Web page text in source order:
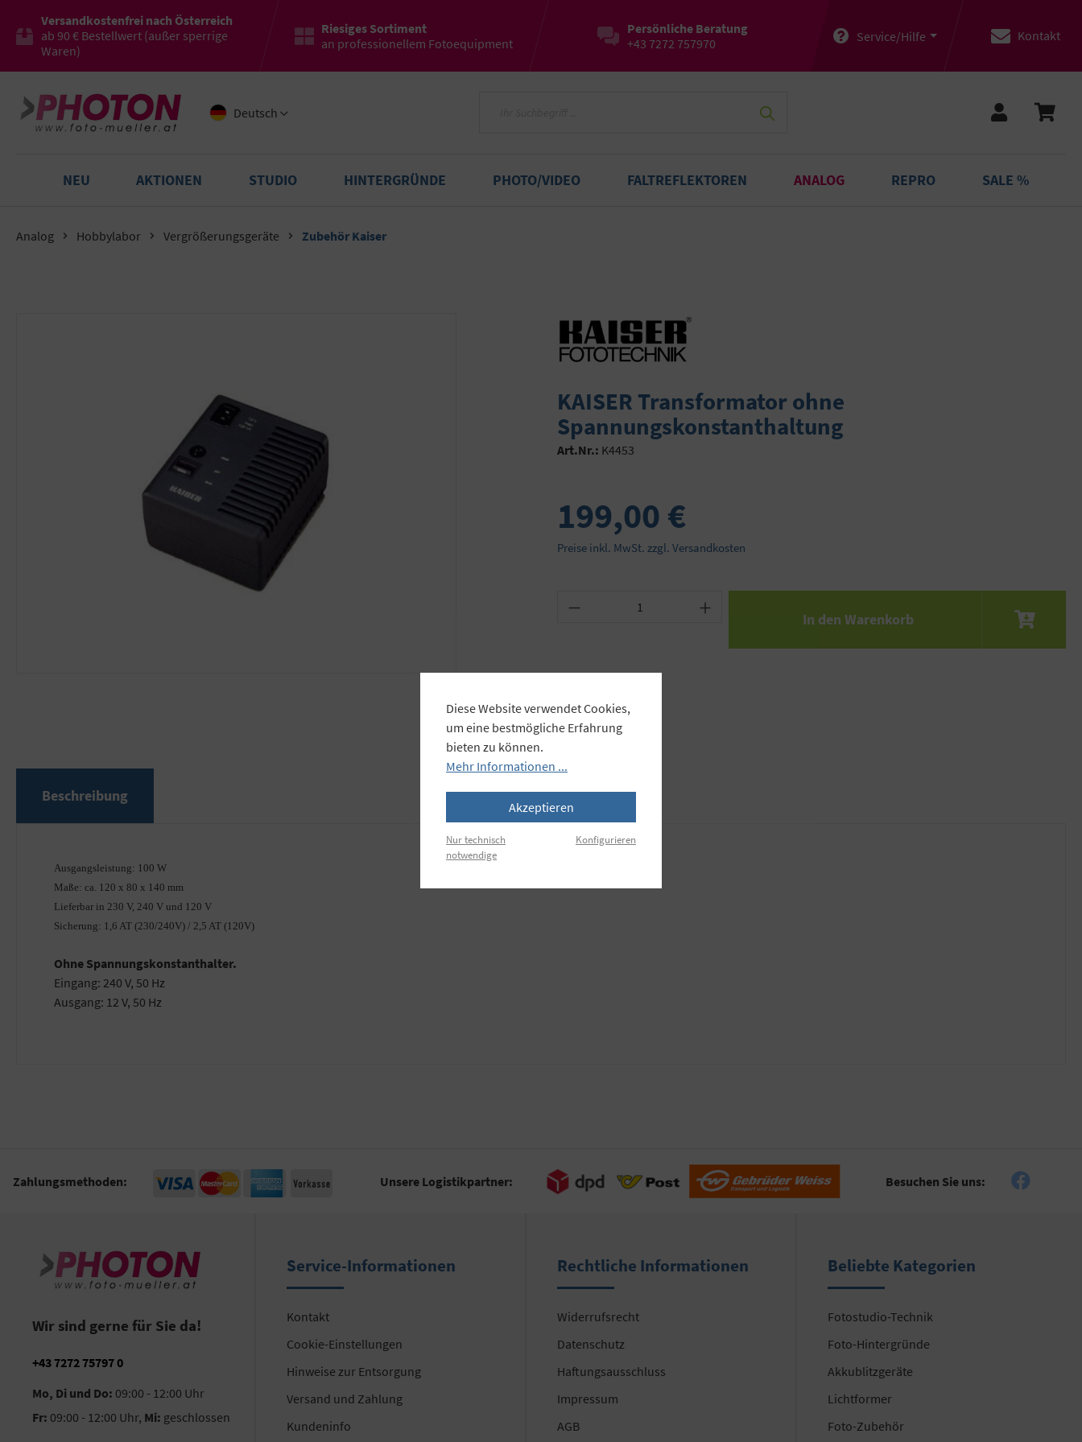
Versandkostenfrei nach Österreich
ab 90 € Bestellwert (außer sperrige
Waren)
Riesiges Sortiment
an professionellem Fotoequipment
Persönliche Beratung
+43 7272 757970
Service/Hilfe Kontakt
Deutsch
NEU AKTIONEN STUDIO HINTERGRÜNDE PHOTO/VIDEO FALTREFLEKTOREN ANALOG REPRO SALE %
Analog Hobbylabor Vergrößerungsgeräte Zubehör Kaiser
KAISER Transformator ohne
Spannungskonstanthaltung
Art.Nr.: K4453
199,00 €
Preise inkl. MwSt. zzgl. Versandkosten
Produkt Anzahl: Gib den gewünschten Wert ein oder benutze
In den Warenkorb
Beschreibung
Ausgangsleistung: 100 W
Maße: ca. 120 x 80 x 140 mm
Lieferbar in 230 V, 240 V und 120 V
Sicherung: 1,6 AT (230/240V) / 2,5 AT (120V)
Ohne Spannungskonstanthalter.
Eingang: 240 V, 50 Hz
Ausgang: 12 V, 50 Hz
Zahlungsmethoden: Unsere Logistikpartner: Besuchen Sie uns:
Wir sind gerne für Sie da!
+43 7272 75797 0
Mo, Di und Do: 09:00 - 12:00 Uhr
Fr: 09:00 - 12:00 Uhr, Mi: geschlossen
Service-Informationen
Kontakt
Cookie-Einstellungen
Hinweise zur Entsorgung
Versand und Zahlung
Kundeninfo
Rechtliche Informationen
Widerrufsrecht
Datenschutz
Haftungsausschluss
Impressum
AGB
Beliebte Kategorien
Fotostudio-Technik
Foto-Hintergründe
Akkublitzgeräte
Lichtformer
Foto-Zubehör
Diese Website verwendet Cookies,
um eine bestmögliche Erfahrung
bieten zu können.
Mehr Informationen ...
Akzeptieren
Nur technisch
notwendige
Konfigurieren